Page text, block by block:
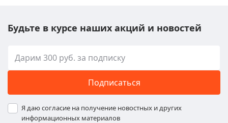
Будьте в курсе наших акций и новостей
Подписаться
Я даю согласие на получение новостных и других
информационных материалов